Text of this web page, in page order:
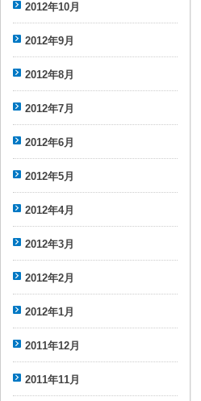
2012年10月
2012年9月
2012年8月
2012年7月
2012年6月
2012年5月
2012年4月
2012年3月
2012年2月
2012年1月
2011年12月
2011年11月